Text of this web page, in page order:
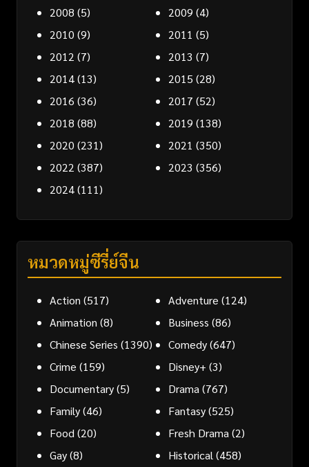
2008 (5) 2009 (4)
2010 (9) 2011 (5)
2012 (7) 2013 (7)
2014(13) 2015 (28)
2016 (36) 2017 (52)
2018 (88) 2019 (138)
2020 (231) 2021 (350)
2022 (387) 2023 (356)
2024(111)
หมวดหมู่ซีรี่ย์จีน
Action (517) Adventure (124)
Animation (8) Business (86)
Chinese Series (1390) Comedy(647)
Crime (159) Disney+ (3)
Documentary(5) Drama (767)
Family(46) Fantasy(525)
Food (20) Fresh Drama (2)
Gay(8) Historical (458)